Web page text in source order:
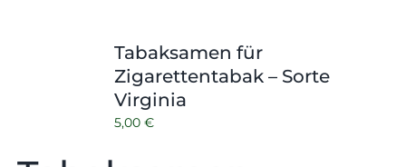
Tabaksamen für
Zigarettentabak – Sorte
Virginia
5,00 €